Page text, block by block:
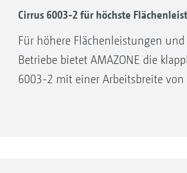
Cirrus 6003-2 für höchste
Für höhere Flächenleistungen und
Betriebe bietet AMAZONE die
6003-2 mit einer Arbeitsbreite von